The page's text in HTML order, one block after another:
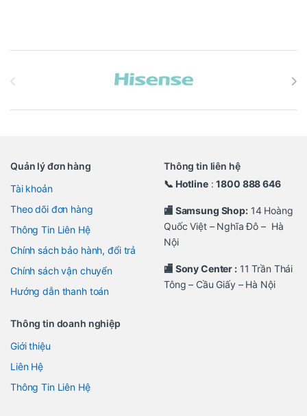
Quản lý đơn hàng
Tài khoản
Theo dõi đơn hàng
Thông Tin Liên Hệ
Chính sách bảo hành, đổi trả
Chính sách vận chuyển
Hướng dẫn thanh toán
Thông tin liên hệ
📞 Hotline:1800 888 646
🏬 Samsung Shop:14 Hoàng
Quốc Việt – Nghĩa Đô – Hà
Nội
🏬 Sony Center :11 Trần Thái
Tông – Cầu Giấy – Hà Nội
Thông tin doanh nghiệp
Giới thiệu
Liên Hệ
Thông Tin Liên Hệ